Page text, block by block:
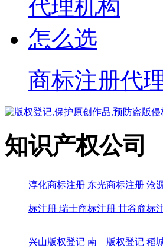
商标注册代
知识产权公司
淳化商标注册 东光商标注册 沧
标注册 瑞士商标注册 甘谷商标
兴山版权登记 南 版权登记 稻